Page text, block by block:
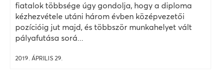
fiatalok többsége úgy gondolja, hogy a diploma
kézhezvétele utáni három évben középvezetői
pozícióig jut majd, és többször munkahelyet vált
pályafutása sorá...
2019. ÁPRILIS 29.